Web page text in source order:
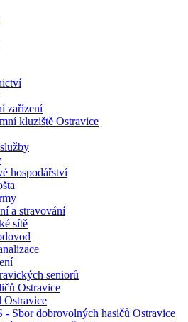
zařízení
kluziště Ostravice
hospodářství
a stravování
sítě
seniorů
Ostravice
Ostravice
- Sbor dobrovolných hasičů Ostravice